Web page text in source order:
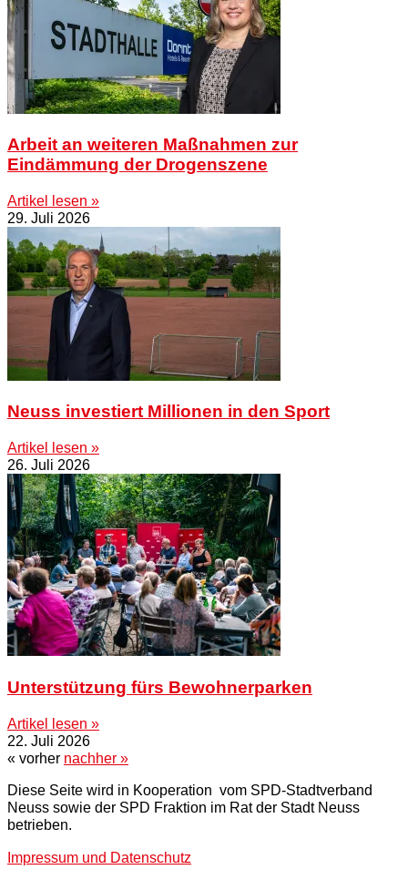
Arbeit an weiteren Maßnahmen zur
Eindämmung der Drogenszene
Artikel lesen »
29. Juli 2026
Neuss investiert Millionen in den Sport
Artikel lesen »
26. Juli 2026
Unterstützung fürs Bewohnerparken
Artikel lesen »
22. Juli 2026
« vorher nachher »
Diese Seite wird in Kooperation vom SPD-Stadtverband
Neuss sowie der SPD Fraktion im Rat der Stadt Neuss
betrieben.
Impressum und Datenschutz